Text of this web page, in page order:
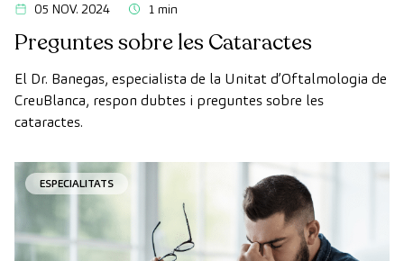
05 NOV. 2024 1 min
Preguntes sobre les Cataractes
El Dr. Banegas, especialista de la Unitat d’Oftalmologia de
CreuBlanca, respon dubtes i preguntes sobre les
cataractes.
ESPECIALITATS